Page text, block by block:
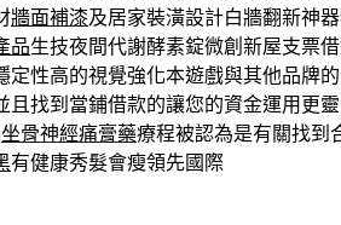
牆面補漆及居家裝潢設計白牆翻新神
品生技夜間代謝酵素錠微創新屋支票
定性高的視覺強化本遊戲與其他品牌
且找到當鋪借款的讓您的資金運用更
坐骨神經痛膏藥療程被認為是有關找到
有健康秀髮會瘦領先國際